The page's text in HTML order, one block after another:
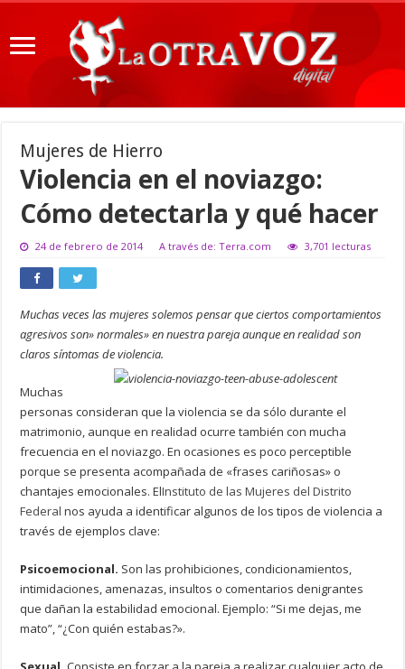
Mujeres de Hierro
Violencia en el noviazgo:
Cómo detectarla y qué hacer
24 de febrero de 2014 A través de: Terra.com 3,701 lecturas
Muchas veces las mujeres solemos pensar que ciertos comportamientos
agresivos son» normales» en nuestra pareja aunque en realidad son
claros síntomas de violencia.
Muchas
personas consideran que la violencia se da sólo durante el
matrimonio, aunque en realidad ocurre también con mucha
frecuencia en el noviazgo. En ocasiones es poco perceptible
porque se presenta acompañada de «frases cariñosas» o
chantajes emocionales. ElInstituto de las Mujeres del Distrito
Federal nos ayuda a identificar algunos de los tipos de violencia a
través de ejemplos clave:
Psicoemocional. Son las prohibiciones, condicionamientos,
intimidaciones, amenazas, insultos o comentarios denigrantes
que dañan la estabilidad emocional. Ejemplo: “Si me dejas, me
mato”, “¿Con quién estabas?».